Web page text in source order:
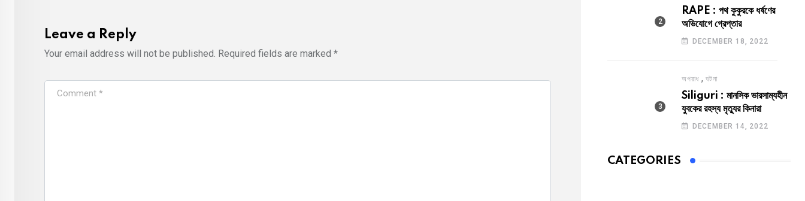
Leave a Reply
Your email address will not be published. Required fields are marked *
RAPE : পথ কুকুরকে ধর্ষণের
অভিযোগে গ্রেপ্তার
DECEMBER 18, 2022
অপরাধ ,ঘটনা
Siliguri : মানসিক ভারসাম্যহীন
যুবকের রহস্য মৃত্যুর কিনারা
DECEMBER 14, 2022
CATEGORIES